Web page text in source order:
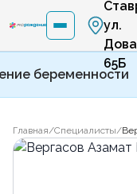
ул.
65Б
беременности
Главная/Специалисты/